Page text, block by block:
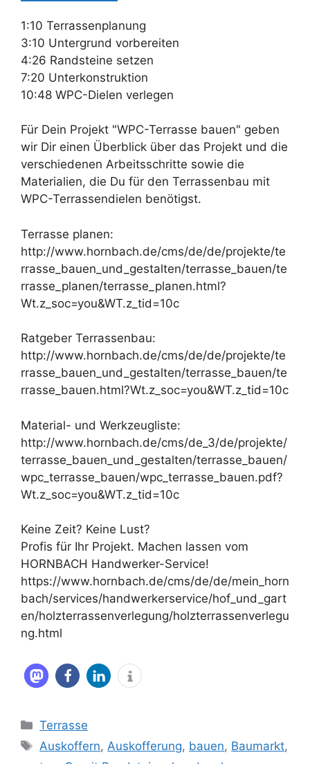
1:10 Terrassenplanung
3:10 Untergrund vorbereiten
4:26 Randsteine setzen
7:20 Unterkonstruktion
10:48 WPC-Dielen verlegen
Für Dein Projekt "WPC-Terrasse bauen" geben
wir Dir einen Überblick über das Projekt und die
verschiedenen Arbeitsschritte sowie die
Materialien, die Du für den Terrassenbau mit
WPC-Terrassendielen benötigst.
Terrasse planen:
http://www.hornbach.de/cms/de/de/projekte/te
rrasse_bauen_und_gestalten/terrasse_bauen/te
rrasse_planen/terrasse_planen.html?
Wt.z_soc=you&WT.z_tid=10c
Ratgeber Terrassenbau:
http://www.hornbach.de/cms/de/de/projekte/te
rrasse_bauen_und_gestalten/terrasse_bauen/te
rrasse_bauen.html?Wt.z_soc=you&WT.z_tid=10c
Material- und Werkzeugliste:
http://www.hornbach.de/cms/de_3/de/projekte/
terrasse_bauen_und_gestalten/terrasse_bauen/
wpc_terrasse_bauen/wpc_terrasse_bauen.pdf?
Wt.z_soc=you&WT.z_tid=10c
Keine Zeit? Keine Lust?
Profis für Ihr Projekt. Machen lassen vom
HORNBACH Handwerker-Service!
https://www.hornbach.de/cms/de/de/mein_horn
bach/services/handwerkerservice/hof_und_gart
en/holzterrassenverlegung/holzterrassenverlegu
ng.html
Kategorien
Terrasse
Schlagwörter
Auskoffern, Auskofferung, bauen, Baumarkt,